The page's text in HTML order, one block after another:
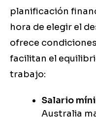
planificación
hora de elegir el
ofrece
facilitan el
trabajo:
Salario
Australia